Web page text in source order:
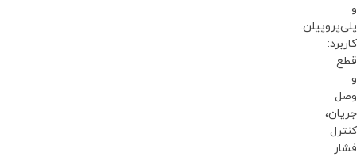
و
پلی‌پروپیلن.
کاربرد:
قطع
و
وصل
جریان،
کنترل
فشار